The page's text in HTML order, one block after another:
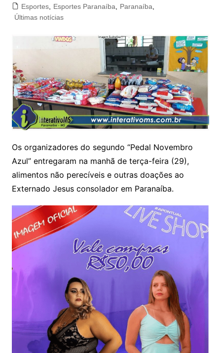
Esportes, Esportes Paranaíba Paranaíba
Últimas notícias
Os organizadores do segundo “Pedal Novembro
Azul” entregaram na manhã de terça-feira (29),
alimentos não perecíveis e outras doações ao
Externado Jesus consolador em Paranaíba.